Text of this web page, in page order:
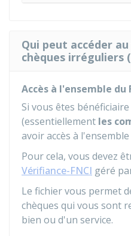
Qui peut accéder
chèques irréguliers
Accès à l'ensemble du
Si vous êtes
(essentiellement les
avoir accès à
Pour cela, vous devez
Vérifiance-FNCI géré
Le fichier vous permet
chèques qui vous sont
bien ou d'un service.